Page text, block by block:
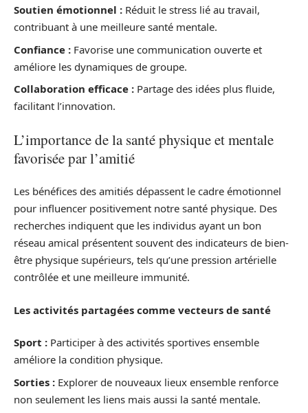
Soutien émotionnel : Réduit le stress lié au travail,
contribuant à une meilleure santé mentale.
Confiance : Favorise une communication ouverte et
améliore les dynamiques de groupe.
Collaboration efficace : Partage des idées plus fluide,
facilitant l’innovation.
L’importance de la santé physique et mentale
favorisée par l’amitié
Les bénéfices des amitiés dépassent le cadre émotionnel
pour influencer positivement notre santé physique. Des
recherches indiquent que les individus ayant un bon
réseau amical présentent souvent des indicateurs de bien-
être physique supérieurs, tels qu’une pression artérielle
contrôlée et une meilleure immunité.
Les activités partagées comme vecteurs de santé
Sport : Participer à des activités sportives ensemble
améliore la condition physique.
Sorties : Explorer de nouveaux lieux ensemble renforce
non seulement les liens mais aussi la santé mentale.